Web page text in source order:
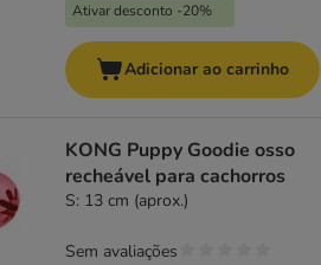
Ativar desconto -20%
Adicionar ao carrinho
KONG Puppy Goodie osso
recheável para cachorros
S: 13 cm (aprox.)
Sem avaliações